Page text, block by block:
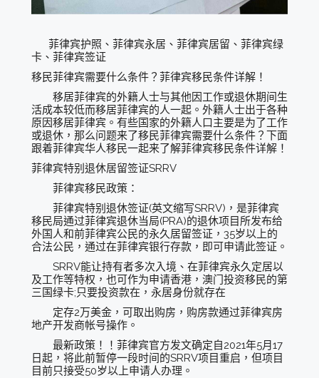
菲律宾护照、菲律宾永居、菲律宾居留、菲律宾绿
卡、菲律宾签证
移民菲律宾需要什么条件？菲律宾移民条件详解！
移居菲律宾的外籍人士与其他因工作或退休期间生
活成本较低而移居菲律宾的人一起。外籍人士出于各种
原因移居菲律宾。有些国家的外籍人口主要是为了工作
或退休，那么问题来了移民菲律宾需要什么条件？下面
跟着菲律宾华人移民一起来了解菲律宾移民条件详解！
菲律宾特别退休居留签证SRRV
菲律宾移民政策：
菲律宾特别退休签证(英文缩写SRRV)，是菲律宾
移民局通过菲律宾退休当局(PRA)的退休项目所发布给
外国人和前菲律宾公民的永久居留签证，35岁以上的
合法公民，通过在菲律宾银行存款，即可申请此签证。
SRRV能让持有者多次入境、在菲律宾永久定居以
及工作等特权，也可作为申请香港，澳门投资移民的第
三国绿卡;只要投资款在，永居身份就存在
定存2万美金，可取出购房，购房款通过菲律宾房
地产开发商帐号操作。
最新政策！！菲律宾官方发文确定自2021年5月17
日起，将此前暂停一段时间的SRRV项目重启，但项目
目前只接受50岁以上申请人办理。